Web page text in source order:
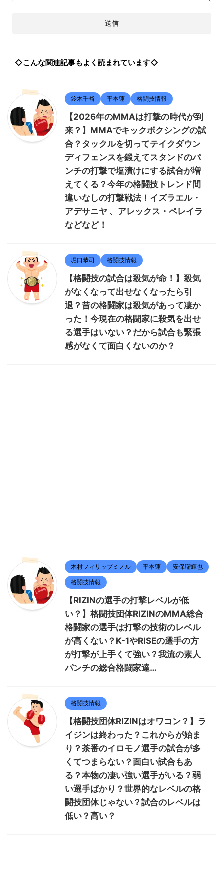
◇こんな関連記事もよく読まれています◇
鈴木千裕 平本蓮 格闘技情報
【2026年のMMAは打撃の時代が到
来？】MMAでキックボクシングの試
合？タックルを切ってテイクダウン
ディフェンスを鍛えてスタンドのパ
ンチの打撃で塩漬けにする試合が増
えてくる？今年の格闘技トレンド間
違いなしの打撃戦法！イズラエル・
アデサニヤ 、アレックス・ペレイラ
などなど！
堀口恭司 格闘技情報
【格闘技の試合は殺気が命！】殺気
がなくなって出せなくなったら引
退？昔の格闘家は殺気があって凄か
った！今現在の格闘家に殺気を出せ
る選手はいない？だから試合も緊張
感がなくて面白くないのか？
木村フィリップミノル 平本蓮 安保瑠輝也
格闘技情報
【RIZINの選手の打撃レベルが低
い？】格闘技団体RIZINのMMA総合
格闘家の選手は打撃の技術のレベル
が高くない？K-1やRISEの選手の方
が打撃が上手くて強い？我流の素人
パンチの総合格闘家達…
格闘技情報
【格闘技団体RIZINはオワコン？】ラ
イジンは終わった？これからが始ま
り？茶番のイロモノ選手の試合が多
くてつまらない？面白い試合もあ
る？本物の凄い強い選手がいる？弱
い選手ばかり？世界的なレベルの格
闘技団体じゃない？試合のレベルは
低い？高い？